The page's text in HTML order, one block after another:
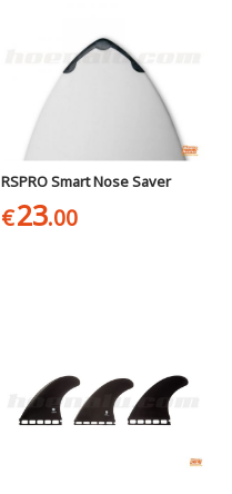
RSPRO Smart Nose Saver
€23.00